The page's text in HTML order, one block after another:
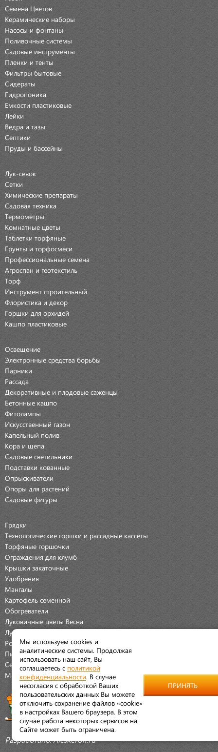
Семена Цветов
Керамические наборы
Насосы и фонтаны
Поливочные системы
Садовые инструменты
Пленки и тенты
Фильтры бытовые
Сидераты
Гидропоника
Емкости пластиковые
Лейки
Ведра и тазы
Септики
Пруды и бассейны
Лук-севок
Сетки
Химические препараты
Садовая техника
Термометры
Комнатные цветы
Таблетки торфяные
Грунты и торфосмеси
Профессиональные семена
Агроспан и геотекстиль
Торф
Инструмент строительный
Флористика и декор
Горшки для орхидей
Кашпо пластиковые
Освещение
Электронные средства борьбы
Парники
Рассада
Декоративные и плодовые саженцы
Бетонные кашпо
Фитолампы
Искусственный газон
Капельный полив
Кора и щепа
Садовые светильники
Подставки кованные
Опрыскиватели
Опоры для растений
Садовые фигуры
Грядки
Технологические горшки и рассадные кассеты
Торфяные горшочки
Ограждения для клумб
Крышки закаточные
Удобрения
Мангалы
Картофель семенной
Обогреватели
Луковичные цветы Весна
Луковичные цветы Осень
Розы
Пионы
Семена Овощей
Мраморная крошка
Разработано:
Мы используем cookies и
аналитические системы. Продолжая
использовать наш сайт, Вы
соглашаетесь с политикой
конфиденциальности . В случае
несогласия с обработкой Ваших
пользовательских данных Вы можете
отключить сохранение файлов «cookie»
в настройках Вашего браузера. В этом
случае работа некоторых сервисов на
Сайте может быть ограничена.
ПРИНЯТЬ